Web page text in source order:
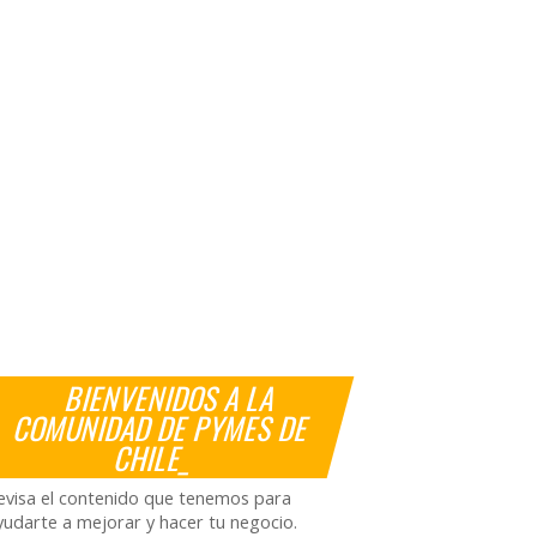
BIENVENIDOS A LA
COMUNIDAD DE PYMES DE
CHILE_
el contenido que tenemos para
a mejorar y hacer tu negocio.